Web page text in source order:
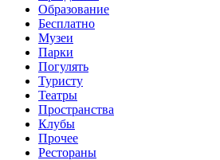
Образование
Бесплатно
Музеи
Парки
Погулять
Туристу
Театры
Пространства
Клубы
Прочее
Рестораны